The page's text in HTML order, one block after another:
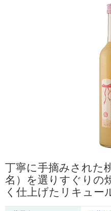
丁寧に手摘みされた
名）を選りすぐりの
く仕上げたリキュー